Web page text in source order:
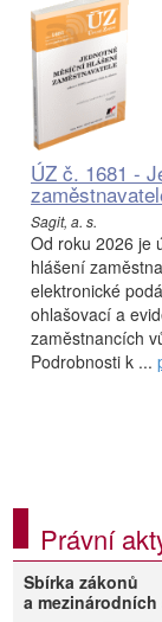
ÚZ č. 1681 -
Sagit, a. s.
Od roku 2026 je
hlášení
elektronické
ohlašovací a
zaměstnancích
Podrobnosti k ...
Právní
Sbírka zákonů
a